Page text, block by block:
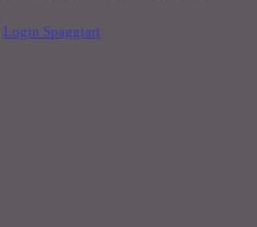
Login Spaggiari